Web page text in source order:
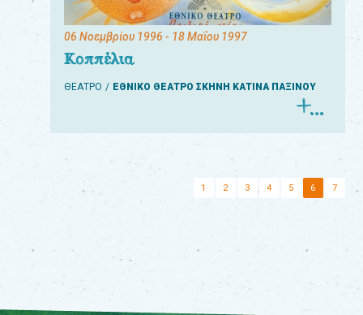
06 Νοεμβρίου 1996 - 18 Μαΐου 1997
Κοππέλια
ΘΕΑΤΡΟ ΕΘΝΙΚΟ ΘΕΑΤΡΟ ΣΚΗΝΗ ΚΑΤΙΝΑ ΠΑΞΙΝΟΥ
1 2 3 4 5 6 7